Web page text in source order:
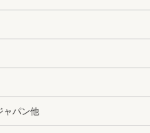
ャパン他